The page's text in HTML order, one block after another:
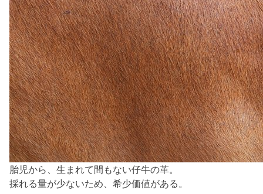
胎児から、生まれて間もない仔牛の革。
採れる量が少ないため、希少価値がある。